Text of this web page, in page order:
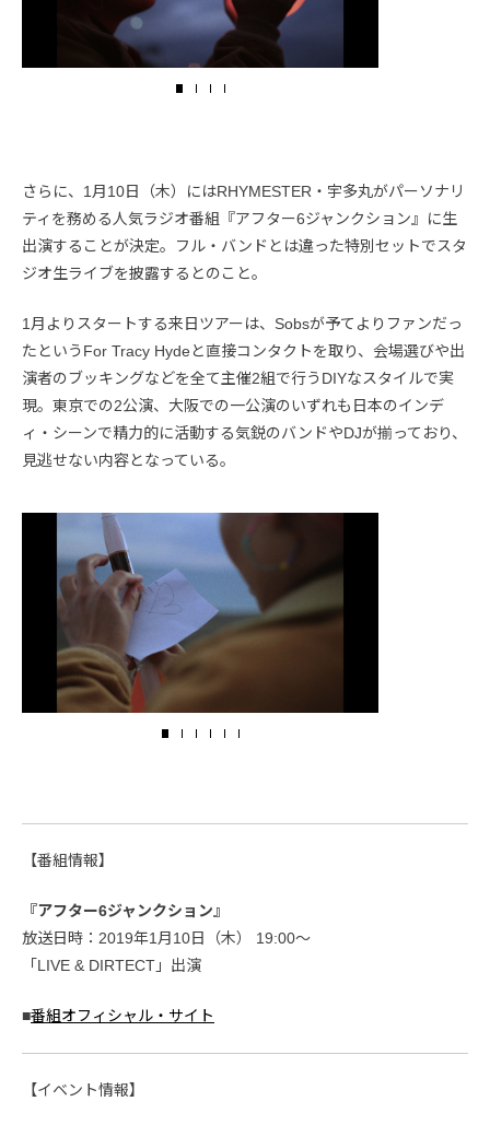
さらに、1月10日（木）にはRHYMESTER・宇多丸がパーソナリ
ティを務める人気ラジオ番組『アフター6ジャンクション』に生
出演することが決定。フル・バンドとは違った特別セットでスタ
ジオ生ライブを披露するとのこと。
1月よりスタートする来日ツアーは、Sobsが予てよりファンだっ
たというFor Tracy Hydeと直接コンタクトを取り、会場選びや出
演者のブッキングなどを全て主催2組で行うDIYなスタイルで実
現。東京での2公演、大阪での一公演のいずれも日本のインデ
ィ・シーンで精力的に活動する気鋭のバンドやDJが揃っており、
見逃せない内容となっている。
【番組情報】
『アフター6ジャンクション』
放送日時：2019年1月10日（木） 19:00〜
「LIVE & DIRTECT」出演
■番組オフィシャル・サイト
【イベント情報】